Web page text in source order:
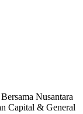
Nusantara
Capital & General